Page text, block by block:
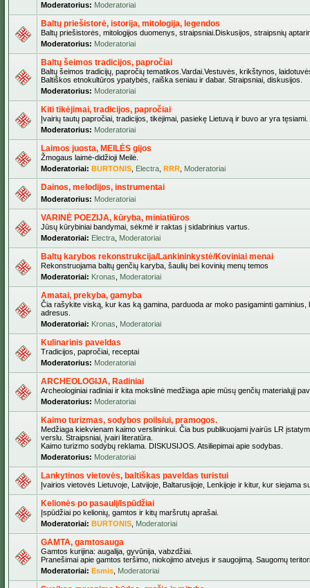
Moderatorius: Moderatoriai
Baltų priešistorė, istorija, mitologija, legendos
Baltų priešistorės, mitologijos duomenys, straipsniai.Diskusijos, straipsnių
Moderatorius: Moderatoriai
Baltų šeimos tradicijos, papročiai
Baltų šeimos tradicijų, papročių tematikos.Vardai.Vestuvės, krikštynos,
Baltiškos etnokultūros ypatybės, raiška seniau ir dabar. Straipsniai, diskusijos.
Moderatorius: Moderatoriai
Kiti tikėjimai, tradicijos, papročiai
Įvairių tautų papročiai, tradicijos, tikėjimai, pasiekę Lietuvą ir buvo ar yra tęsiami.
Moderatorius: Moderatoriai
Laimos juosta, MEILĖS gijos
Žmogaus laimė-didžioji Meilė.
Moderatoriai: BURTONIS Electra RRR Moderatoriai
Dainos, melodijos, instrumentai
Moderatorius: Moderatoriai
VARINĖ POEZIJA, kūryba, miniatiūros
Jūsų kūrybiniai bandymai, sėkmė ir raktas į sidabrinius vartus.
Moderatoriai: Electra Moderatoriai
Baltų karybos rekonstrukcija/Lankininkystė/Koviniai menai
Rekonstruojama baltų genčių karyba, šaulių bei kovinių menų temos
Moderatoriai: Kronas Moderatoriai
Amatai, prekyba, gamyba
Čia rašykite viską, kur kas ką gamina, parduoda ar moko pasigaminti
adresus.
Moderatoriai: Kronas Moderatoriai
Kulinarinis paveldas
Tradicijos, papročiai, receptai
Moderatorius: Moderatoriai
ARCHEOLOGIJA, Radiniai
Archeologiniai radiniai ir kita mokslinė medžiaga apie mūsų genčių materialųjį
Moderatorius: Moderatoriai
Kaimo turizmas, sodybos poilsiui, pramogos.
Medžiaga kiekvienam kaimo verslininkui. Čia bus publikuojami įvairūs LR
verslu. Straipsniai, įvairi literatūra.
Kaimo turizmo sodybų reklama. DISKUSIJOS. Atsiliepimai apie sodybas.
Moderatorius: Moderatoriai
Lankytinos vietovės, baltiškas paveldas turistui
Įvairios vietovės Lietuvoje, Latvijoje, Baltarusijoje, Lenkijoje ir kitur, kur siejama
Kelionės po pasaulį/Ispūdžiai
Įspūdžiai po kelionių, gamtos ir kitų maršrutų aprašai.
Moderatoriai: BURTONIS Moderatoriai
GAMTA, gamtosauga
Gamtos kurijina: augalija, gyvūnija, vabzdžiai.
Pranešimai apie gamtos teršimo, niokojimo atvejus ir saugojimą. Saugomų
Moderatoriai: Esmis Moderatoriai